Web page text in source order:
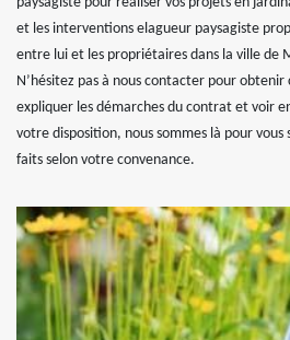
et les interventions elagueur paysagiste
entre lui et les propriétaires dans la ville de
N’hésitez pas à nous contacter pour
expliquer les démarches du contrat et voir
votre disposition, nous sommes là pour
faits selon votre convenance.